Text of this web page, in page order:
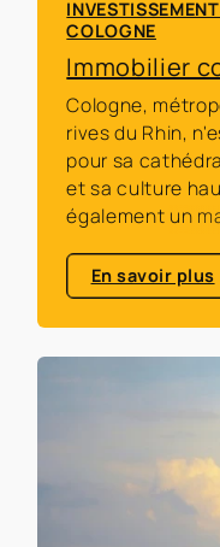
COLOGNE
Immobilier
Cologne,
rives du Rhin,
pour sa
et sa culture
également un
florissant.
En savoir plus